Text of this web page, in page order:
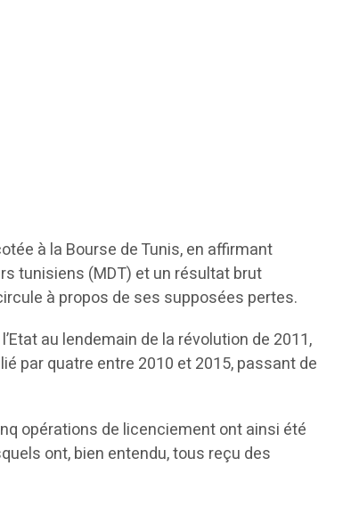
à la Bourse de Tunis, en affirmant
tunisiens (MDT) et un résultat brut
à propos de ses supposées pertes.
au lendemain de la révolution de 2011,
par quatre entre 2010 et 2015, passant de
opérations de licenciement ont ainsi été
ont, bien entendu, tous reçu des